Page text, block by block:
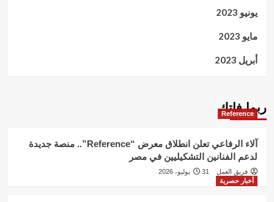
يونيو 2023
مايو 2023
أبريل 2023
ربما فاتك
Reference
آلاء الرفاعي تعلن انطلاق معرض “Reference”.. منصة جديدة
لدعم الفنانين التشكيليين في مصر
فريق العمل
31 يوليو، 2026
أخبار حصرية